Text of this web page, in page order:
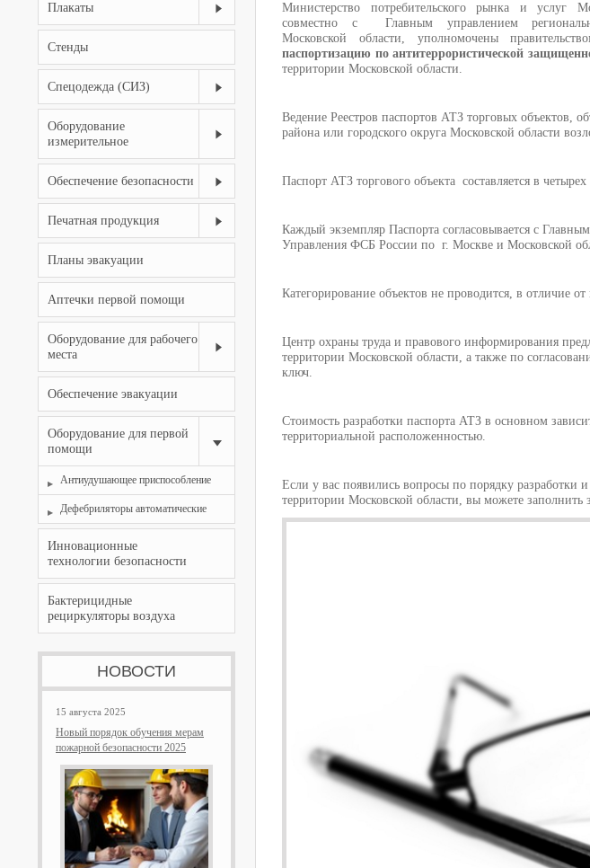
Плакаты
Стенды
Спецодежда (СИЗ)
Оборудование
измерительное
Обеспечение безопасности
Печатная продукция
Планы эвакуации
Аптечки первой помощи
Оборудование для рабочего
места
Обеспечение эвакуации
Оборудование для первой
помощи
Антиудушающее приспособление
Дефебриляторы автоматические
Инновационные
технологии безопасности
Бактерицидные
рециркуляторы воздуха
НОВОСТИ
15 августа 2025
Новый порядок обучения мерам
пожарной безопасности 2025
Министерство потребительского рынка и услуг
совместно с Главным управлением
Московской области, уполномочены
паспортизацию по антитеррористической
территории Московской области.
Ведение Реестров паспортов АТЗ торговых объектов,
района или городского округа Московской области
Паспорт АТЗ торгового объекта составляется в
Каждый экземпляр Паспорта согласовывается с
Управления ФСБ России по г. Москве и Московской
Категорирование объектов не проводится, в отличие
Центр охраны труда и правового информирования
территории Московской области, а также по
ключ.
Стоимость разработки паспорта АТЗ в основном
территориальной расположенностью.
Если у вас появились вопросы по порядку разработки
территории Московской области, вы можете